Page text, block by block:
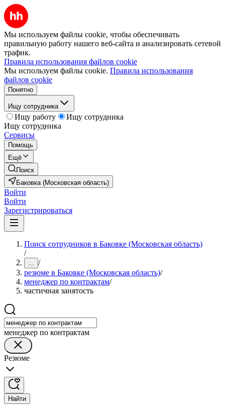
Мы используем файлы cookie, чтобы обеспечивать
правильную работу нашего веб-сайта и анализировать сетевой
трафик.
Правила использования файлов cookie
Мы используем файлы cookie. Правила использования
файлов cookie
Понятно
Ищу сотрудника
Ищу работу
Ищу сотрудника
Ищу сотрудника
Сервисы
Помощь
Ещё
Поиск
Баковка (Московская область)
Войти
Войти
Зарегистрироваться
Поиск сотрудников в Баковке (Московская область)
/
... /
резюме в Баковке (Московская область)/
менеджер по контрактам/
частичная занятость
менеджер по контрактам
Резюме
Найти